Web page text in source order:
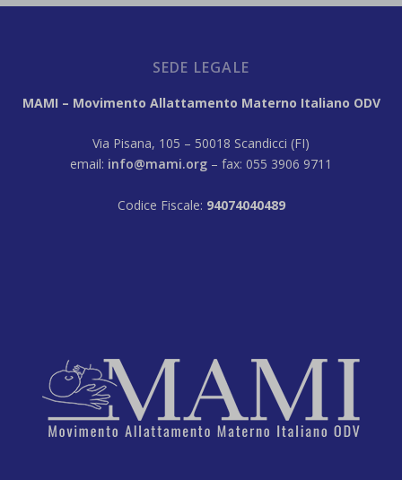
SEDE LEGALE
MAMI – Movimento Allattamento Materno Italiano ODV
Via Pisana, 105 – 50018 Scandicci (FI)
email: info@mami.org – fax: 055 3906 9711
Codice Fiscale: 94074040489